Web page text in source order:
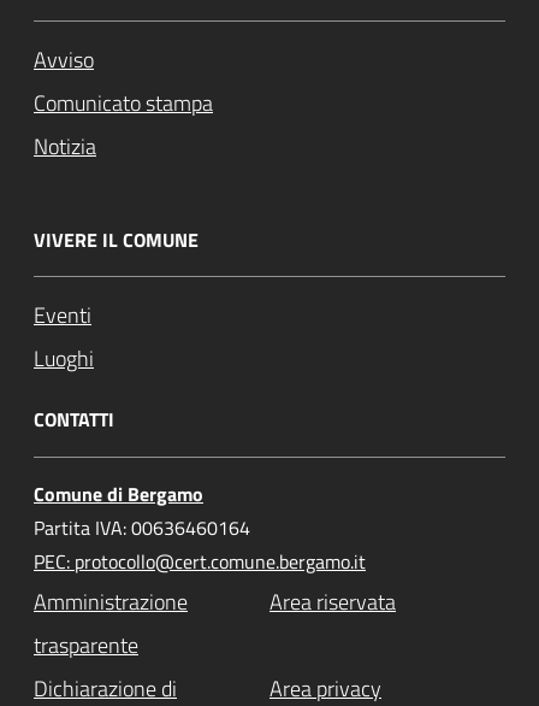
Avviso
Comunicato stampa
Notizia
VIVERE IL COMUNE
Eventi
Luoghi
CONTATTI
Comune di Bergamo
Partita IVA: 00636460164
PEC: protocollo@cert.comune.bergamo.it
Amministrazione
trasparente
Area riservata
Dichiarazione di
Area privacy